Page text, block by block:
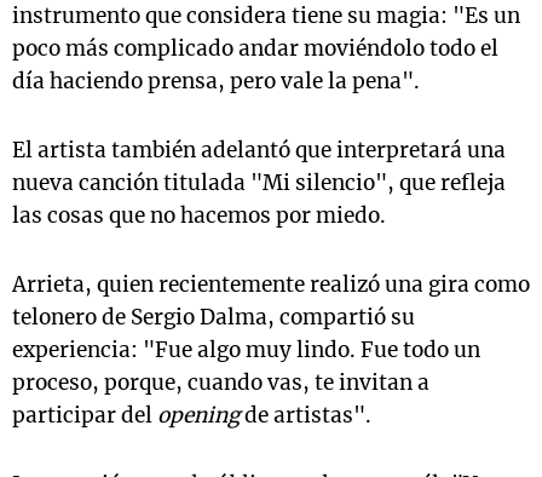
instrumento que considera tiene su magia: "Es un
poco más complicado andar moviéndolo todo el
día haciendo prensa, pero vale la pena".
El artista también adelantó que interpretará una
nueva canción titulada "Mi silencio", que refleja
las cosas que no hacemos por miedo.
Arrieta, quien recientemente realizó una gira como
telonero de Sergio Dalma, compartió su
experiencia: "Fue algo muy lindo. Fue todo un
proceso, porque, cuando vas, te invitan a
participar del openingde artistas".